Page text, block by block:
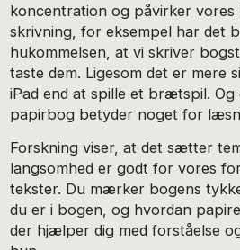
koncentration og påvirker
skrivning, for eksempel har det
hukommelsen, at vi skriver
taste dem. Ligesom det er mere
iPad end at spille et brætspil. Og
papirbog betyder noget for
Forskning viser, at det sætter
langsomhed er godt for vores
tekster. Du mærker bogens
du er i bogen, og hvordan
der hjælper dig med forståelse